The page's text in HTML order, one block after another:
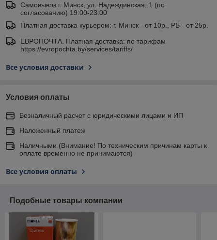
Самовывоз г. Минск, ул. Надеждинская, 1 (по
согласованию) 19:00-23:00
Платная доставка курьером: г. Минск - от 10р., РБ - от 25р.
ЕВРОПОЧТА. Платная доставка: по тарифам
https://evropochta.by/services/tariffs/
Все условия доставки
Условия оплаты
Безналичный расчет с юридическими лицами и ИП
Наложенный платеж
Наличными (Внимание! По техническим причинам карты к
оплате временно не принимаются)
Все условия оплаты
Подобные товары компании